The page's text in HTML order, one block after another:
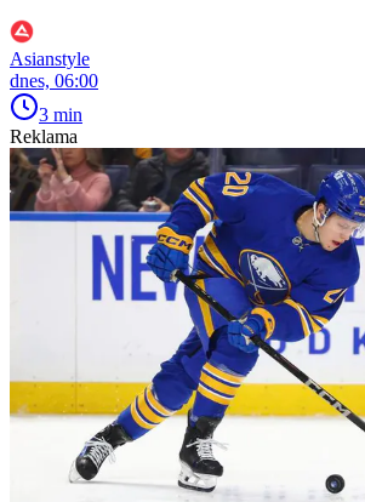
Asianstyle
dnes, 06:00
3 min
Reklama